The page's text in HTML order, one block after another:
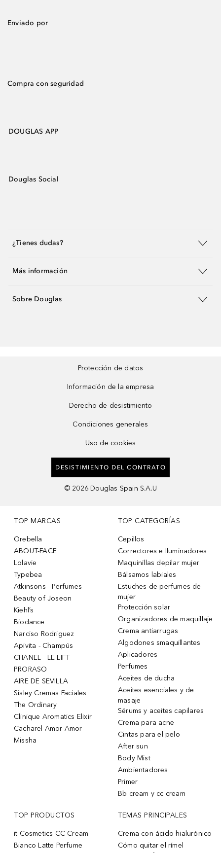
Enviado por
Compra con seguridad
DOUGLAS APP
Douglas Social
¿Tienes dudas?
Más información
Sobre Douglas
Protección de datos
Información de la empresa
Derecho de desistimiento
Condiciones generales
Uso de cookies
DESISTIMIENTO DEL CONTRATO
© 2026 Douglas Spain S.A.U
TOP MARCAS
Orebella
ABOUT-FACE
Lolavie
Typebea
Atkinsons - Perfumes
Beauty of Joseon
Kiehl’s
Biodance
Narciso Rodriguez
Apivita - Champús
CHANEL - LE LIFT
PRORASO
AIRE DE SEVILLA
Sisley Cremas Faciales
The Ordinary
Clinique Aromatics Elixir
Cacharel Amor Amor
Missha
TOP CATEGORÍAS
Cepillos
Correctores e Iluminadores
Maquinillas depilar mujer
Bálsamos labiales
Estuches de perfumes de
mujer
Protección solar
Organizadores de maquillaje
Crema antiarrugas
Algodones smaquillantes
Aplicadores
Perfumes
Aceites de ducha
Aceites esenciales y de
masaje
Sérums y aceites capilares
Crema para acne
Cintas para el pelo
After sun
Body Mist
Ambientadores
Primer
Bb cream y cc cream
TOP PRODUCTOS
it Cosmetics CC Cream
Bianco Latte Perfume
TEMAS PRINCIPALES
Crema con ácido hialurónico
Cómo quitar el rímel